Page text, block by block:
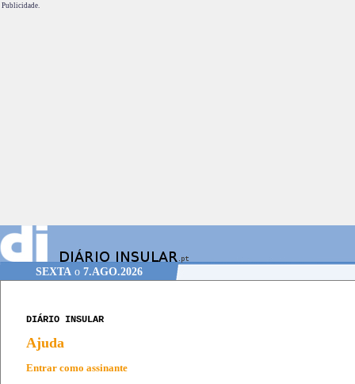
Publicidade.
SEXTA o 7.AGO.2026
DIÁRIO INSULAR
Ajuda
Entrar como assinante